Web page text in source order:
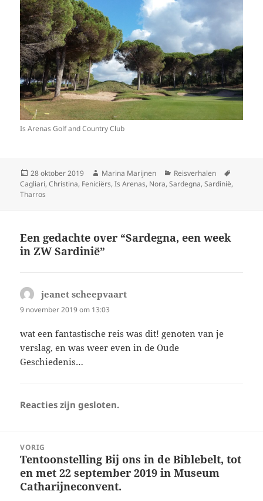
Is Arenas Golf and Country Club
Geplaatst
op
28 oktober 2019 Auteur
Marina Marijnen Categorieën
Reisverhalen
Cagliari,Christina, Feniciërs,Is Arenas, Nora,Sardegna,Sardinië,
Tharros
Een gedachte over “Sardegna, een week
in ZW Sardinië”
jeanet scheepvaart
9 november 2019 om 13:03
wat een fantastische reis was dit! genoten van je
verslag, en was weer even in de Oude
Geschiedenis…
Reacties zijn gesloten.
navigatie
VORIG
Vorig
bericht:
Tentoonstelling Bij ons in de Biblebelt, tot
en met 22 september 2019 in Museum
Catharijneconvent.